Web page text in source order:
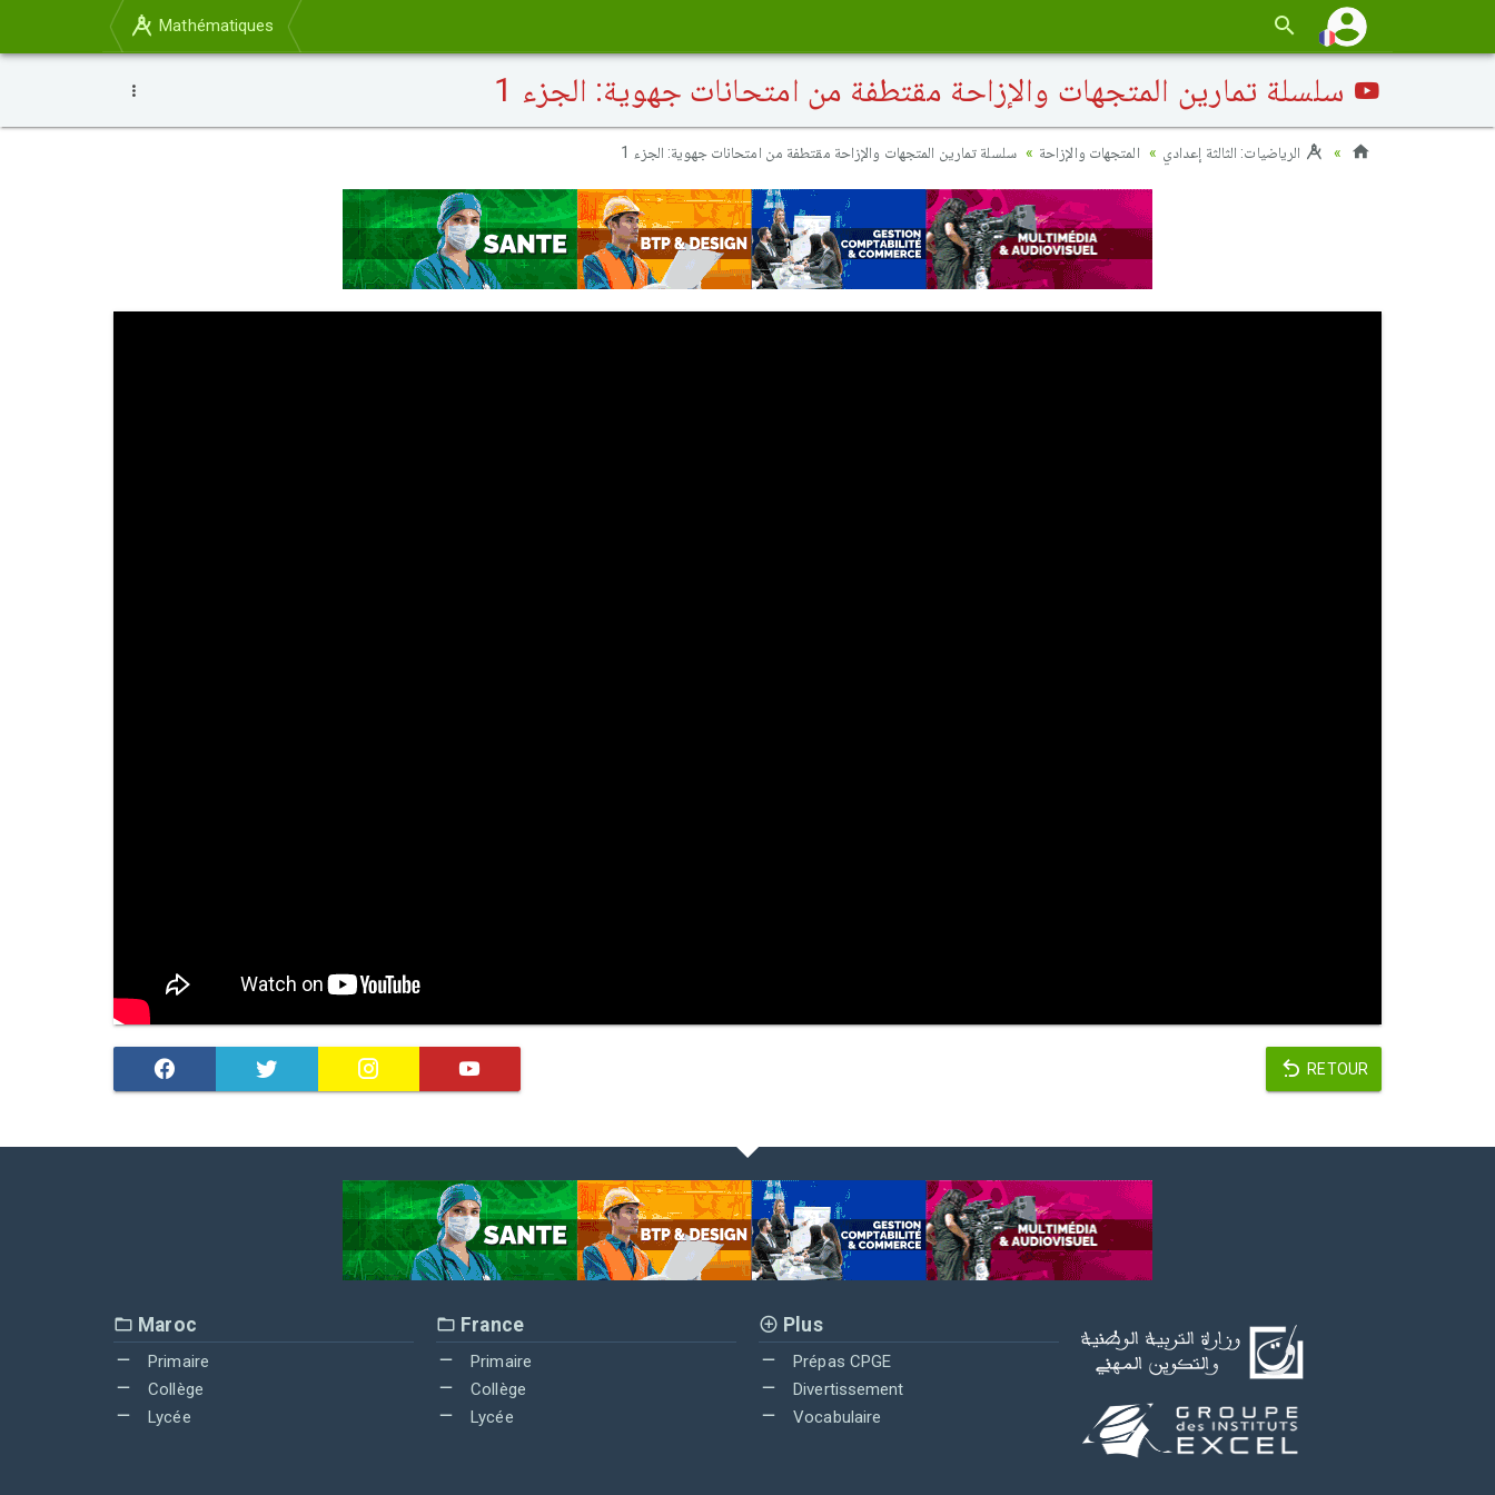
Mathématiques
سلسلة تمارين المتجهات والإزاحة مقتطفة من امتحانات جهوية: الجزء 1
الرياضيات: الثالثة إعدادي المتجهات والإزاحة سلسلة تمارين المتجهات والإزاحة مقتطفة من امتحانات جهوية: الجزء 1
RETOUR
Maroc
Primaire
Collège
Lycée
France
Primaire
Collège
Lycée
Plus
Prépas CPGE
Divertissement
Vocabulaire